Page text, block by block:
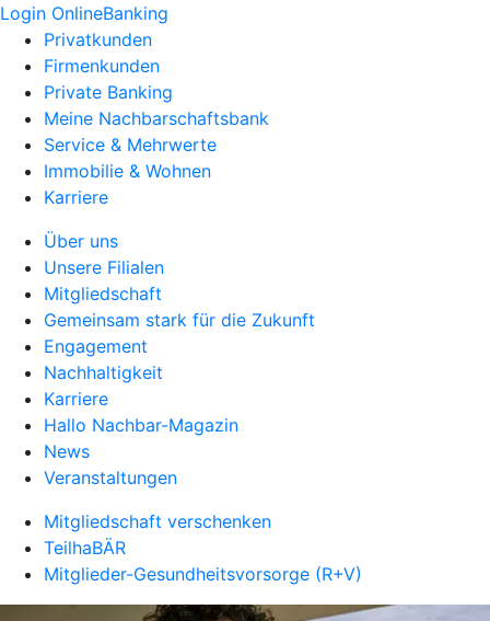
Login OnlineBanking
Privatkunden
Firmenkunden
Private Banking
Meine Nachbarschaftsbank
Service & Mehrwerte
Immobilie & Wohnen
Karriere
Über uns
Unsere Filialen
Mitgliedschaft
Gemeinsam stark für die Zukunft
Engagement
Nachhaltigkeit
Karriere
Hallo Nachbar-Magazin
News
Veranstaltungen
Mitgliedschaft verschenken
TeilhaBÄR
Mitglieder-Gesundheitsvorsorge (R+V)